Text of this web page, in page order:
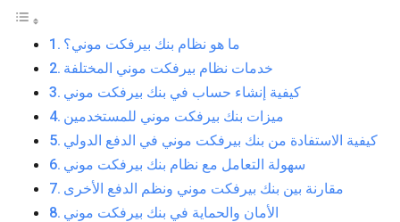
ما هو نظام بنك بيرفكت موني؟
خدمات نظام بيرفكت موني المختلفة
كيفية إنشاء حساب في بنك بيرفكت موني
ميزات بنك بيرفكت موني للمستخدمين
كيفية الاستفادة من بنك بيرفكت موني في الدفع الدولي
سهولة التعامل مع نظام بنك بيرفكت موني
مقارنة بين بنك بيرفكت موني ونظم الدفع الأخرى
الأمان والحماية في بنك بيرفكت موني